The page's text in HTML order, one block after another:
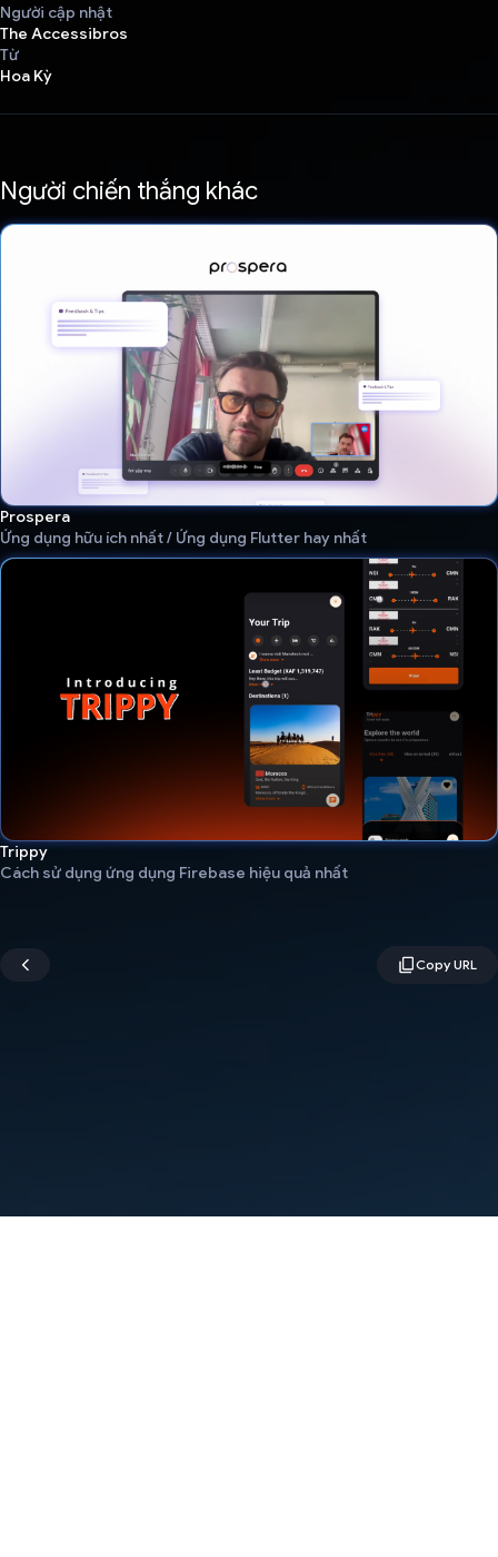
Người cập nhật
The Accessibros
Từ
Hoa Kỳ
Người chiến thắng khác
Prospera
Ứng dụng hữu ích nhất / Ứng dụng Flutter hay nhất
Trippy
Cách sử dụng ứng dụng Firebase hiệu quả nhất